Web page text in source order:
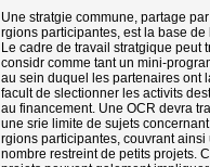
Une stratgie commune, partage
rgions participantes, est la base de
Le cadre de travail stratgique peut
considr comme tant un mini-
au sein duquel les partenaires ont
facult de slectionner les activits
au financement. Une OCR devra
une srie limite de sujets
rgions participantes, couvrant ainsi
nombre restreint de petits projets.